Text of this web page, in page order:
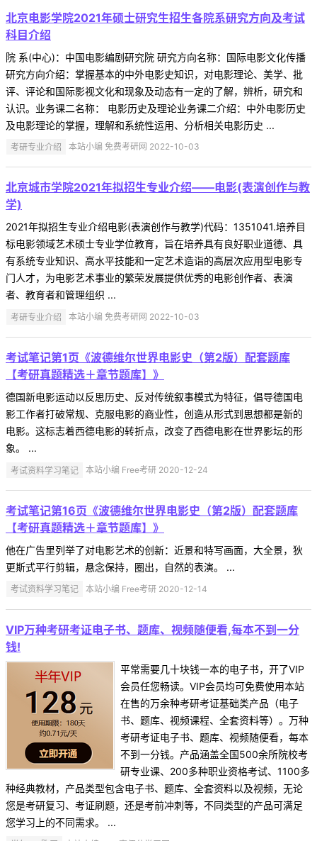
北京电影学院2021年硕士研究生招生各院系研究方向及考试
科目介绍
院 系(中心)：中国电影编剧研究院 研究方向名称：国际电影文化传播
研究方向介绍：掌握基本的中外电影史知识，对电影理论、美学、批
评、评论和国际影视文化和现象及动态有一定的了解，辨析，研究和
认识。业务课二名称： 电影历史及理论业务课二介绍：中外电影历史
及电影理论的掌握，理解和系统性运用、分析相关电影历史 ...
考研专业介绍 本站小编 免费考研网 2022-10-03
北京城市学院2021年拟招生专业介绍——电影(表演创作与教
学)
2021年拟招生专业介绍电影(表演创作与教学)代码：1351041.培养目
标电影领域艺术硕士专业学位教育，旨在培养具有良好职业道德、具
有系统专业知识、高水平技能和一定艺术造诣的高层次应用型电影专
门人才，为电影艺术事业的繁荣发展提供优秀的电影创作者、表演
者、教育者和管理组织 ...
考研专业介绍 本站小编 免费考研网 2022-10-03
考试笔记第1页《波德维尔世界电影史（第2版）配套题库
【考研真题精选＋章节题库】》
德国新电影运动以反思历史、反对传统叙事模式为特征，倡导德国电
影工作者打破常规、克服电影的商业性，创造从形式到思想都是新的
电影。这标志着西德电影的转折点，改变了西德电影在世界影坛的形
象。 ...
考试资料学习笔记 本站小编 Free考研 2020-12-24
考试笔记第16页《波德维尔世界电影史（第2版）配套题库
【考研真题精选＋章节题库】》
他在广告里列举了对电影艺术的创新：近景和特写画面，大全景，狄
更斯式平行剪辑，悬念保持，圈出，自然的表演。 ...
考试资料学习笔记 本站小编 Free考研 2020-12-14
VIP万种考研考证电子书、题库、视频随便看,每本不到一分
钱!
平常需要几十块钱一本的电子书，开了VIP
会员任您畅读。VIP会员均可免费使用本站
在售的万余种考研考证基础类产品（电子
书、题库、视频课程、全套资料等）。万种
考研考证电子书、题库、视频随便看，每本
不到一分钱。产品涵盖全国500余所院校考
研专业课、200多种职业资格考试、1100多
种经典教材，产品类型包含电子书、题库、全套资料以及视频，无论
您是考研复习、考证刷题，还是考前冲刺等，不同类型的产品可满足
您学习上的不同需求。 ...